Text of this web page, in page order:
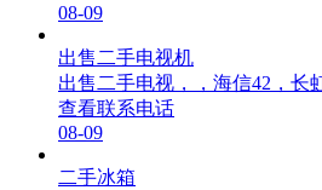
08-09
出售二手电视机
出售二手电视，，海信42，长
查看联系电话
08-09
二手冰箱